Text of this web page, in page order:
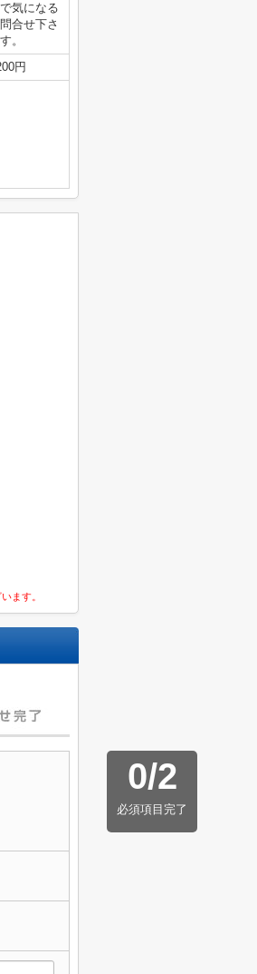
気になる
合せ下さ
。
円
ます。
0/2
必須項目完了